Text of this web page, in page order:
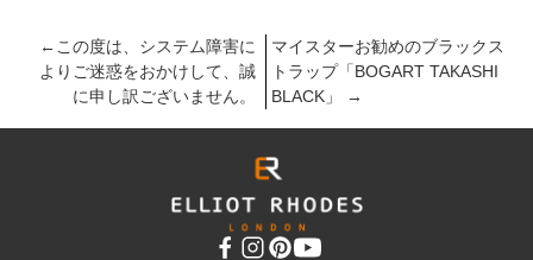
←この度は、システム障害に
よりご迷惑をおかけして、誠
に申し訳ございません。
マイスターお勧めのブラックス
トラップ「BOGART TAKASHI
BLACK」
→